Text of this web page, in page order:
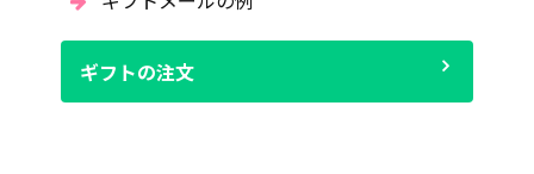
ギフトの注文